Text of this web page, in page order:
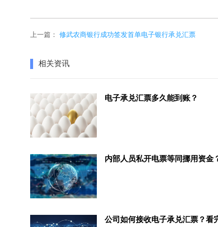
上一篇： 修武农商银行成功签发首单电子银行承兑汇票
相关资讯
电子承兑汇票多久能到账？
内部人员私开电票等同挪用资金